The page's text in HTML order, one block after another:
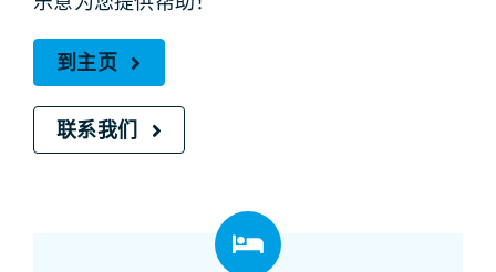
到主页
联系我们